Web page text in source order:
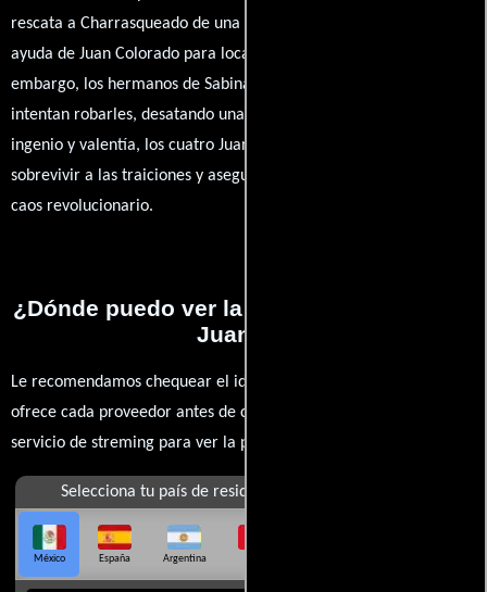
rescata a Charrasqueado de una emboscada, y juntos buscan la
ayuda de Juan Colorado para localizar un arsenal oculto. Sin
embargo, los hermanos de Sabina, con intenciones oscuras,
intentan robarles, desatando una feroz confrontación. Con
ingenio y valentía, los cuatro Juanes deben unir fuerzas para
sobrevivir a las traiciones y asegurar su destino en medio del
caos revolucionario.
¿Dónde puedo ver la películas Los cuatro
Juanes?
Le recomendamos chequear el idioma, doblaje o subtítulos que
ofrece cada proveedor antes de comprar, alquilar o contratar un
servicio de streming para ver la películas.
Selecciona tu país de residencia
México España Argentina